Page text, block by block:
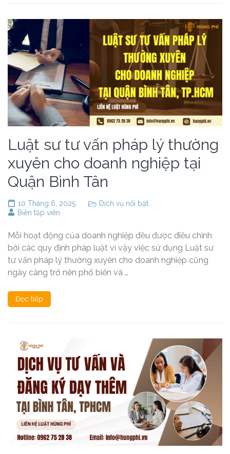
Luật sư tư vấn pháp lý thường
xuyên cho doanh nghiệp tại
Quận Bình Tân
10 Tháng 6, 2025
Dịch vụ nổi bật
Biên tập viên
Mỗi hoạt động của doanh nghiệp đều được điều chỉnh
bởi các quy định pháp luật vì vậy việc sử dụng Luật sư
tư vấn pháp lý thường xuyên cho doanh nghiệp cũng
ngày càng trở nên phổ biến và …
Đọc tiếp